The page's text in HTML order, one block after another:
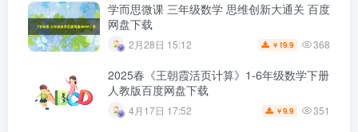
学而思微课 三年级数学 思维创新大通关 百度
网盘下载
2月28日 15:12 ￥ 19.9 368
2025春《王朝霞活页计算》1-6年级数学下册
人教版百度网盘下载
4月17日 17:52 ￥9.9 351